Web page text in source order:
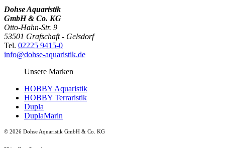
Dohse Aquaristik
GmbH & Co. KG
Otto-Hahn-Str. 9
53501 Grafschaft - Gelsdorf
Tel. 02225 9415-0
info@dohse-aquaristik.de
Unsere Marken
HOBBY Aquaristik
HOBBY Terraristik
Dupla
DuplaMarin
© 2026 Dohse Aquaristik GmbH & Co. KG